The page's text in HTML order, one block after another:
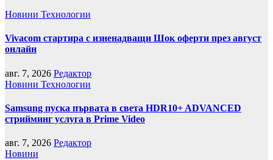
Новини Технологии
Vivacom стартира с изненадващи Шок оферти през август
онлайн
авг. 7, 2026 Редактор
Новини Технологии
Samsung пуска първата в света HDR10+ ADVANCED
стрийминг услуга в Prime Video
авг. 7, 2026 Редактор
Новини